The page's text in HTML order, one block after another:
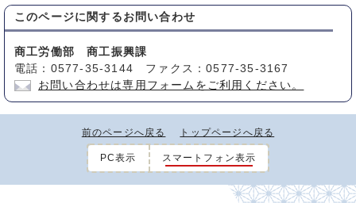
このページに関する お問い合わせ
商工労働部 商工振興課
電話：0577-35-3144 ファクス：0577-35-3167
お問い合わせは専用フォームをご利用ください。
前のページへ戻る トップページへ戻る
PC表示 スマートフォン表示